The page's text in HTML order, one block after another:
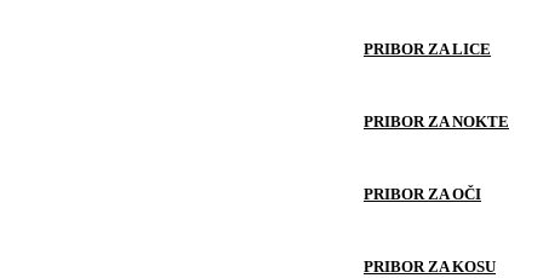
PRIBOR ZA LICE
PRIBOR ZA NOKTE
PRIBOR ZA OČI
PRIBOR ZA KOSU